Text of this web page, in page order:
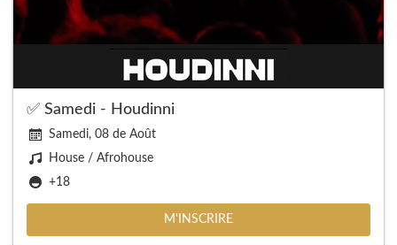
✅ Samedi - Houdinni
Samedi, 08 de Août
House / Afrohouse
+18
M'INSCRIRE